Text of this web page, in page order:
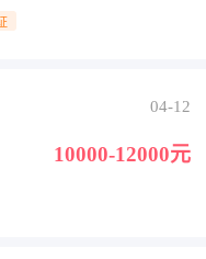
04-12
10000-12000元